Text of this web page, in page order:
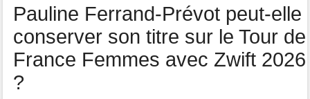
Pauline Ferrand-Prévot peut-elle
conserver son titre sur le Tour de
France Femmes avec Zwift 2026
?